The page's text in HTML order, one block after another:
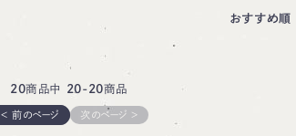
おすすめ順
20商品中 20-20商品
＜ 前のページ 次のページ ＞